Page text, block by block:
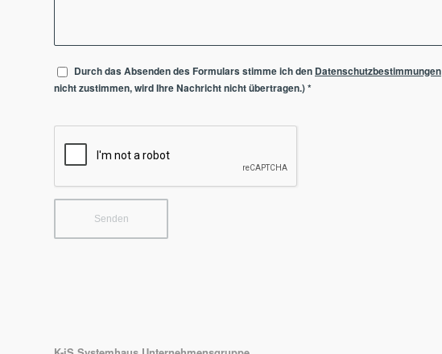
Durch das Absenden des Formulars stimme ich den Datenschutzbestimmungen
nicht zustimmen, wird Ihre Nachricht nicht übertragen.)*